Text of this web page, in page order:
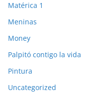
Matérica 1
Meninas
Money
Palpitó contigo la vida
Pintura
Uncategorized